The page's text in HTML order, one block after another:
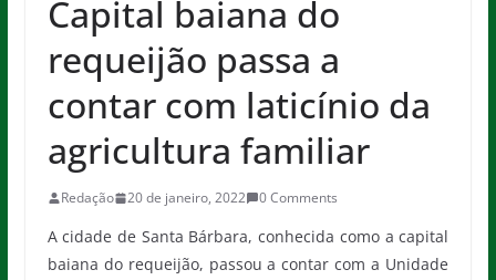
Capital baiana do
requeijão passa a
contar com laticínio da
agricultura familiar
Redação 20 de janeiro, 2022 0 Comments
A cidade de Santa Bárbara, conhecida como a capital
baiana do requeijão, passou a contar com a Unidade